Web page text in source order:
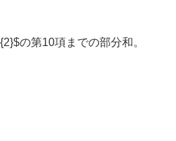
の第10項までの部分和。